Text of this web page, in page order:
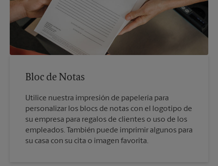
Bloc de Notas
Utilice nuestra impresión de papelería para
personalizar los blocs de notas con el logotipo de
su empresa para regalos de clientes o uso de los
empleados. También puede imprimir algunos para
su casa con su cita o imagen favorita.